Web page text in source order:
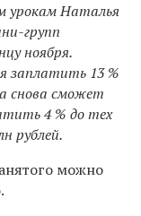
урокам Наталья
групп
ноября.
заплатить 13 %
снова сможет
4 % до тех
рублей.
можно
.